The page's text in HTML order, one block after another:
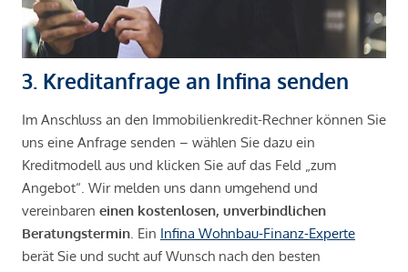
3. Kreditanfrage an Infina senden
Im Anschluss an den Immobilienkredit-Rechner können Sie
uns eine Anfrage senden – wählen Sie dazu ein
Kreditmodell aus und klicken Sie auf das Feld „zum
Angebot“. Wir melden uns dann umgehend und
vereinbaren einen kostenlosen, unverbindlichen
Beratungstermin . Ein Infina Wohnbau-Finanz-Experte
berät Sie und sucht auf Wunsch nach den besten